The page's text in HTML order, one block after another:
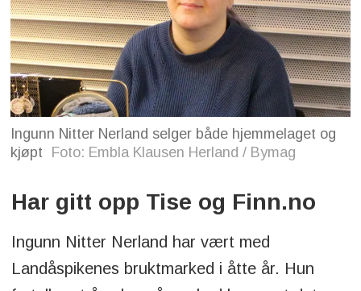
Ingunn Nitter Nerland selger både hjemmelaget og
kjøpt
Foto: Embla Klausen Herland / Bymag
Har gitt opp Tise og Finn.no
Ingunn Nitter Nerland har vært med
Landåspikenes bruktmarked i åtte år. Hun